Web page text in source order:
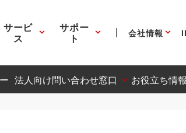
サービ
ス
サポー
ト 会社情報
法人向け問い合わせ窓口 お役立ち情報